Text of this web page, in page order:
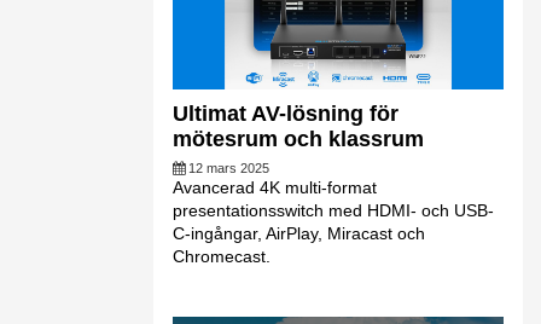
Ultimat AV-lösning för
mötesrum och klassrum
12 mars 2025
Avancerad 4K multi-format
presentationsswitch med HDMI- och USB-
C-ingångar, AirPlay, Miracast och
Chromecast.